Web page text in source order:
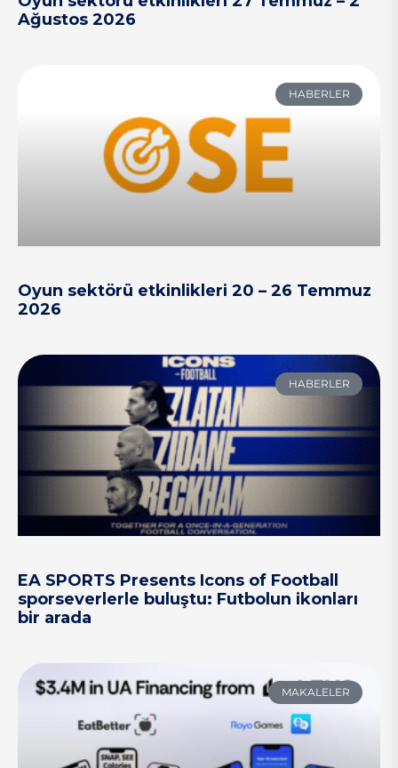
Ağustos 2026
HABERLER
Oyun sektörü etkinlikleri 20 – 26 Temmuz
2026
HABERLER
EA SPORTS Presents Icons of Football
sporseverlerle buluştu: Futbolun ikonları
bir arada
MAKALELER